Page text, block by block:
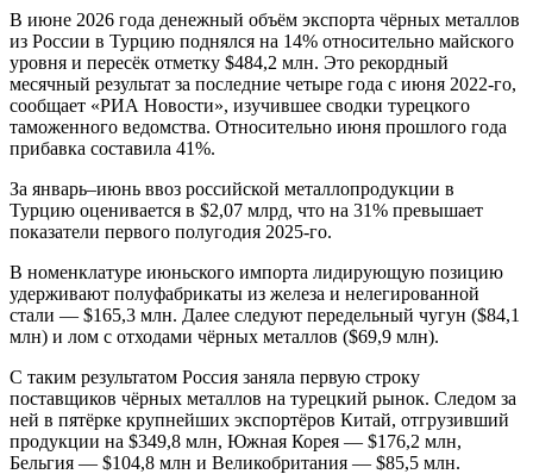
В июне 2026 года денежный объём экспорта чёрных металлов
из России в Турцию поднялся на 14% относительно майского
уровня и пересёк отметку $484,2 млн. Это рекордный
месячный результат за последние четыре года с июня 2022-го,
сообщает «РИА Новости», изучившее сводки турецкого
таможенного ведомства. Относительно июня прошлого года
прибавка составила 41%.
За январь–июнь ввоз российской металлопродукции в
Турцию оценивается в $2,07 млрд, что на 31% превышает
показатели первого полугодия 2025-го.
В номенклатуре июньского импорта лидирующую позицию
удерживают полуфабрикаты из железа и нелегированной
стали — $165,3 млн. Далее следуют передельный чугун ($84,1
млн) и лом с отходами чёрных металлов ($69,9 млн).
С таким результатом Россия заняла первую строку
поставщиков чёрных металлов на турецкий рынок. Следом за
ней в пятёрке крупнейших экспортёров Китай, отгрузивший
продукции на $349,8 млн, Южная Корея — $176,2 млн,
Бельгия — $104,8 млн и Великобритания — $85,5 млн.